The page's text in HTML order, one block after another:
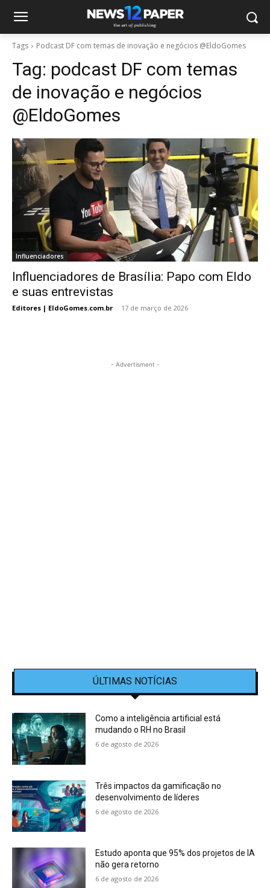
Tags Podcast DF com temas de inovação e negócios @EldoGomes
Tag: podcast DF com temas
de inovação e negócios
@EldoGomes
Influenciadores
Influenciadores de Brasília: Papo com Eldo
e suas entrevistas
Editores | EldoGomes.com.br - 17 de março de 2026
- Advertisment -
ÚLTIMAS NOTÍCIAS
Como a inteligência artificial está
mudando o RH no Brasil
6 de agosto de 2026
Três impactos da gamificação no
desenvolvimento de líderes
6 de agosto de 2026
Estudo aponta que 95% dos projetos de IA
não gera retorno
6 de agosto de 2026